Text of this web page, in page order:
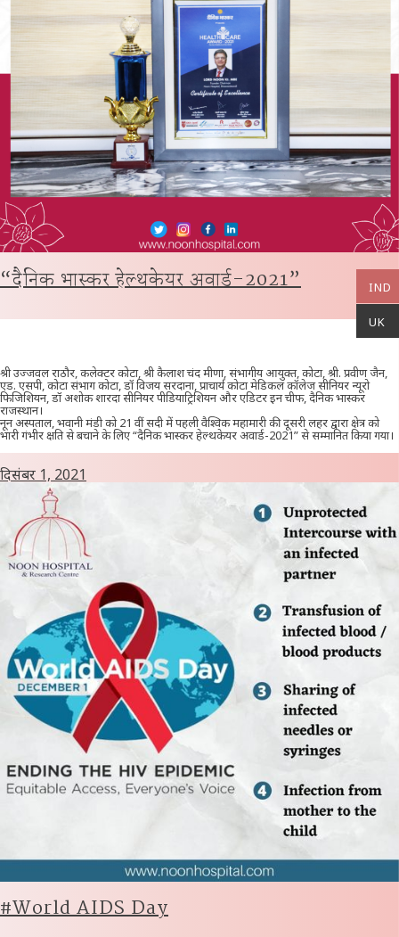
IND
UK
“दैनिक भास्कर हेल्थकेयर अवार्ड-2021”
श्री उज्जवल राठौर, कलेक्टर कोटा, श्री कैलाश चंद मीणा, संभागीय आयुक्त, कोटा, श्री. प्रवीण जैन,
एड. एसपी, कोटा संभाग कोटा, डॉ विजय सरदाना, प्राचार्य कोटा मेडिकल कॉलेज सीनियर न्यूरो
फिजिशियन, डॉ अशोक शारदा सीनियर पीडियाट्रिशियन और एडिटर इन चीफ, दैनिक भास्कर
राजस्थान।
नून अस्पताल, भवानी मंडी को 21 वीं सदी में पहली वैश्विक महामारी की दूसरी लहर द्वारा क्षेत्र को
भारी गंभीर क्षति से बचाने के लिए “दैनिक भास्कर हेल्थकेयर अवार्ड-2021” से सम्मानित किया गया।
दिसंबर 1, 2021
#World AIDS Day